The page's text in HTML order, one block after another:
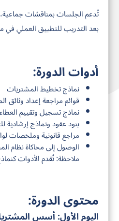
تُدعم الجلسات بمناقشات
بعد التدريب للتطبيق العملي في
أدوات الدورة:
نماذج تخطيط المشتريات
قوائم مراجعة إعداد وثائق
نماذج تسجيل وتقييم
بنود عقود ونماذج إرشادية
مراجع قانونية وملخصات
الوصول إلى محاكاة نظام
ملاحظة: تُقدم الأدوات
محتوى الدورة:
اليوم الأول: أسس